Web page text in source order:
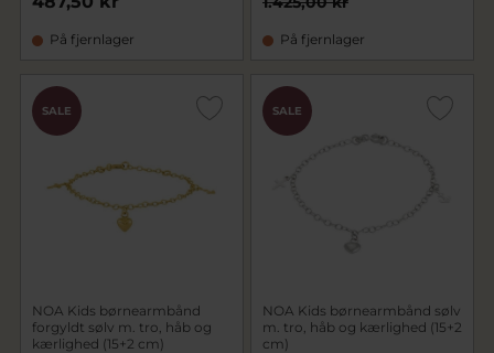
På fjernlager På fjernlager
SALE
NOA Kids børnearmbånd
forgyldt sølv m. tro, håb og
kærlighed (15+2 cm)
SALE
NOA Kids børnearmbånd sølv
m. tro, håb og kærlighed (15+2
cm)